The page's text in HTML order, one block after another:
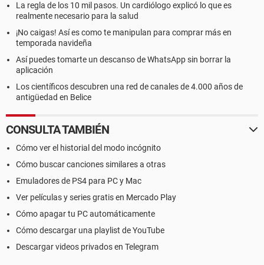
La regla de los 10 mil pasos. Un cardiólogo explicó lo que es
realmente necesario para la salud
¡No caigas! Así es como te manipulan para comprar más en
temporada navideña
Así puedes tomarte un descanso de WhatsApp sin borrar la
aplicación
Los científicos descubren una red de canales de 4.000 años de
antigüedad en Belice
CONSULTA TAMBIÉN
Cómo ver el historial del modo incógnito
Cómo buscar canciones similares a otras
Emuladores de PS4 para PC y Mac
Ver películas y series gratis en Mercado Play
Cómo apagar tu PC automáticamente
Cómo descargar una playlist de YouTube
Descargar videos privados en Telegram